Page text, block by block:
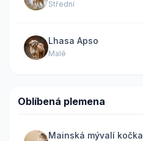
Střední
Lhasa Apso
Malé
Oblíbená plemena
Mainská mývalí kočka